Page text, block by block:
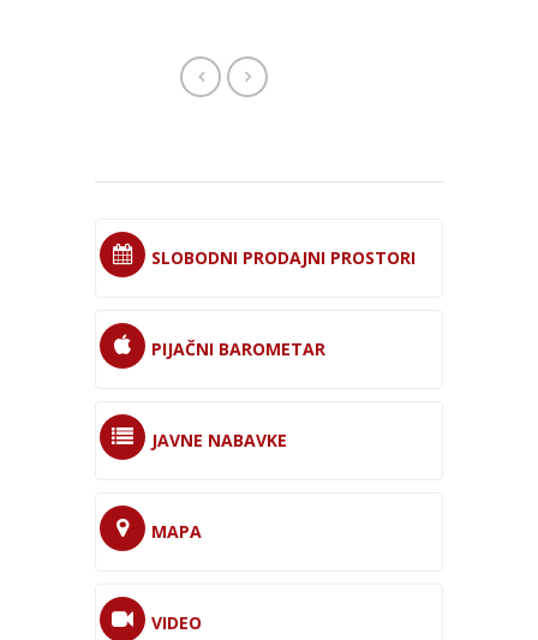
SLOBODNI PRODAJNI PROSTORI
PIJAČNI BAROMETAR
JAVNE NABAVKE
MAPA
VIDEO